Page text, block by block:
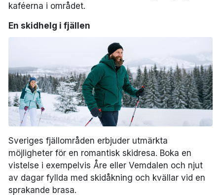
kaféerna i området.
En skidhelg i fjällen
Sveriges fjällområden erbjuder utmärkta
möjligheter för en romantisk skidresa. Boka en
vistelse i exempelvis Åre eller Vemdalen och njut
av dagar fyllda med skidåkning och kvällar vid en
sprakande brasa.